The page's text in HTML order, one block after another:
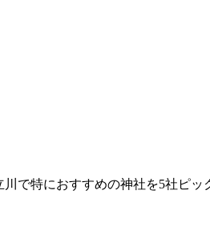
で特におすすめの神社を5社ピ